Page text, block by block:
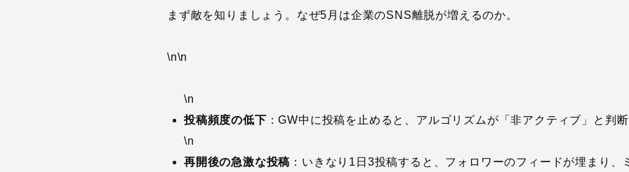
まず敵を知りましょう。なぜ5月は企業のSNS離脱が増えるのか。
\n\n
\n
投稿頻度の低下 ：GW中に投稿を止めると、アルゴリズムが「非アクティブ」と判断
\n
再開後の急激な投稿 ：いきなり1日3投稿すると、フォロワーのフィードが埋まり、